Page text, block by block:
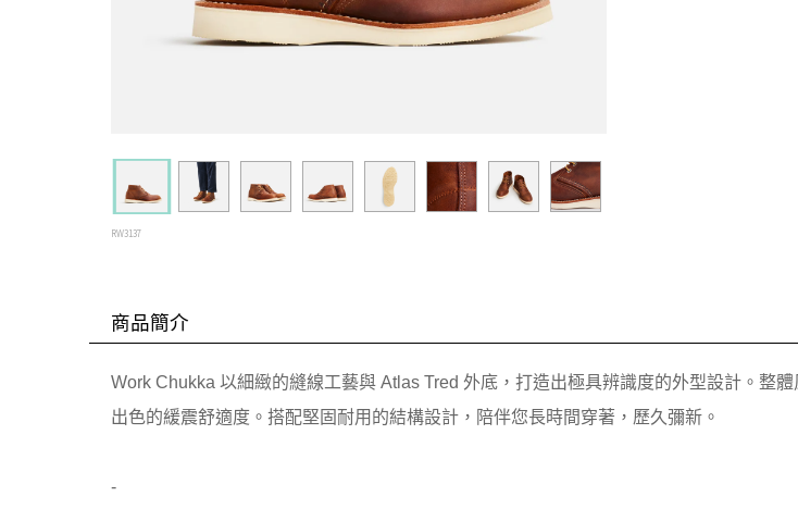
RW3137
商品簡介
Work Chukka 以細緻的縫線工藝與 Atlas Tred 外底，打造出極具辨識度的外型設計。整
出色的緩震舒適度。搭配堅固耐用的結構設計，陪伴您長時間穿著，歷久彌新。
-